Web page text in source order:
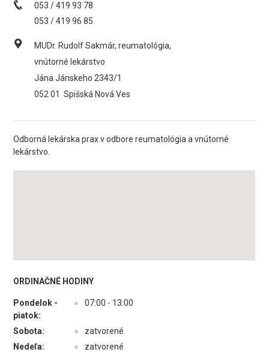
053 / 419 93 78
053 / 419 96 85
MUDr. Rudolf Sakmár, reumatológia,
vnútorné lekárstvo
Jána Jánskeho 2343/1
052 01 Spišská Nová Ves
Odborná lekárska prax v odbore reumatológia a vnútorné
lekárstvo.
ORDINAČNÉ HODINY
Pondelok -
piatok:
● 07:00 - 13:00
Sobota: ●
zatvorené
Nedeľa:
● zatvorené